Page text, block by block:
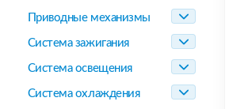
Приводные механизмы
Система зажигания
Система освещения
Система охлаждения